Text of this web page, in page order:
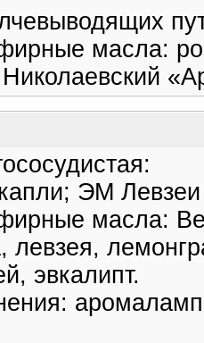
масла:
ЭМ
масла:
левзея,
эвкалипт.